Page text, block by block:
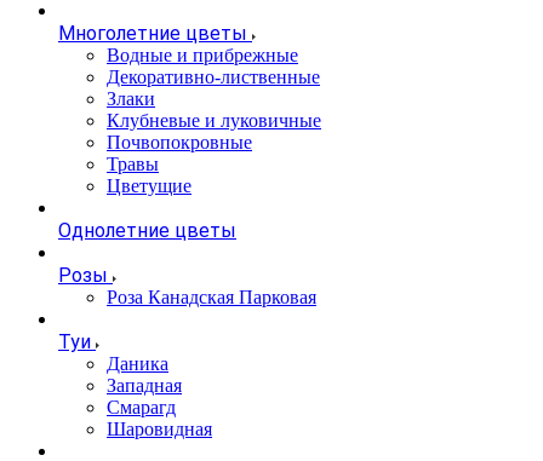
Многолетние цветы
Водные и прибрежные
Декоративно-лиственные
Злаки
Клубневые и луковичные
Почвопокровные
Травы
Цветущие
Однолетние цветы
Розы
Роза Канадская Парковая
Туи
Даника
Западная
Смарагд
Шаровидная